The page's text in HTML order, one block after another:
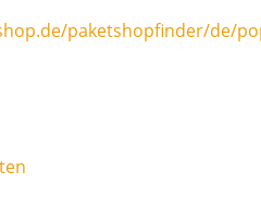
paketshopfinder/de/